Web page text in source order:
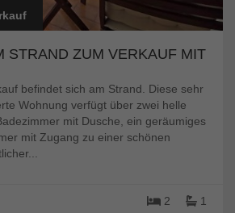
STRAND ZUM VERKAUF MIT
befindet sich am Strand. Diese sehr
Wohnung verfügt über zwei helle
mit Dusche, ein geräumiges
mit Zugang zu einer schönen
2 1